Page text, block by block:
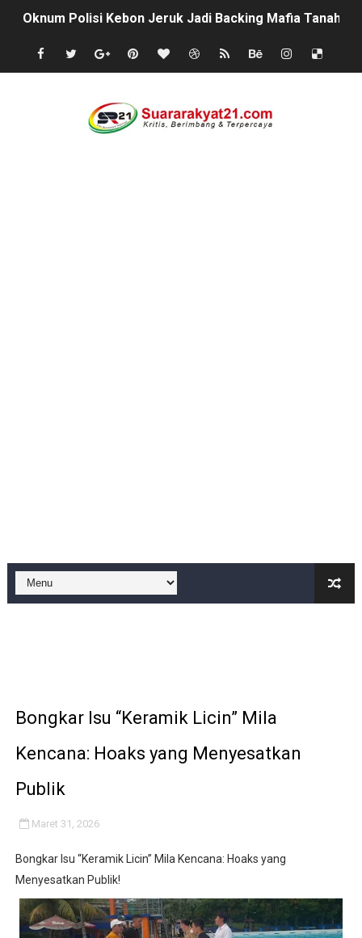
Oknum Polisi Kebon Jeruk Jadi Backing Mafia Tanah
Ketua PWC, Apresiasi HUT- Ri yang ke 81, yang di
Belajar dari Tiongkok, Kepala Desa Sindangheula
Di ikuti 14 Desa Turnamen sepak bola se-kecamatan
Dilaporkan Kuasa Hukum Bupati Bombana: Manton
Kasihumas Polres Lebak: Kasus Dugaan Pelanggaran
BLUD UPT Puskesmas Cikeusik Siaga Layani Atlet
Turnamen sepok bola, yang akan bermain antar" desa
Kondisi SMPN 2 Sungai Ambawang Memprihatinkan,
Anggaran Langganan Media di DPRD Depok Rp210,3
DIRGAHAYU RI KE-81, HIDAYAT S.E Direktur Perumda
Bongkar Isu “Keramik Licin” Mila
Kencana: Hoaks yang Menyesatkan
Publik
Maret 31, 2026
Bongkar Isu “Keramik Licin” Mila Kencana: Hoaks yang
Menyesatkan Publik!